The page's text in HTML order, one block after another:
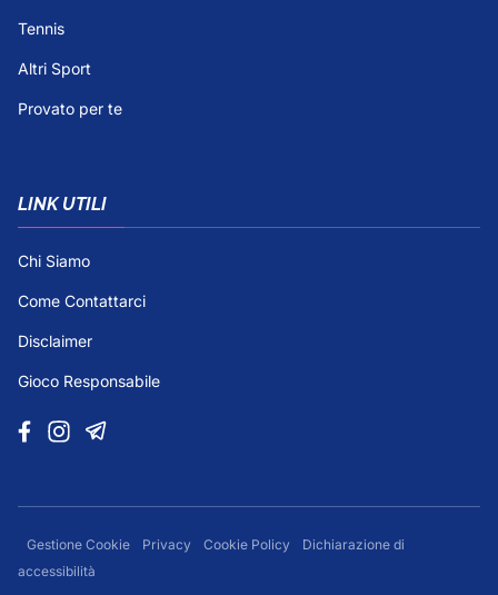
Tennis
Altri Sport
Provato per te
LINK UTILI
Chi Siamo
Come Contattarci
Disclaimer
Gioco Responsabile
Gestione Cookie Privacy Cookie Policy
Dichiarazione di
accessibilità